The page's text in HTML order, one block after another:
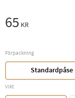
65 KR
Förpackning
Standardpåse
Vikt